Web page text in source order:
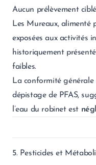
Aucun prélèvement
Les Mureaux, alimenté
exposées aux activités
historiquement
faibles.
La conformité générale
dépistage de PFAS,
l’eau du robinet est
5. Pesticides et